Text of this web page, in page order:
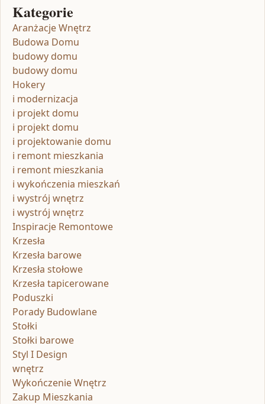
Kategorie
Aranżacje Wnętrz
Budowa Domu
budowy domu
budowy domu
Hokery
i modernizacja
i projekt domu
i projekt domu
i projektowanie domu
i remont mieszkania
i remont mieszkania
i wykończenia mieszkań
i wystrój wnętrz
i wystrój wnętrz
Inspiracje Remontowe
Krzesła
Krzesła barowe
Krzesła stołowe
Krzesła tapicerowane
Poduszki
Porady Budowlane
Stołki
Stołki barowe
Styl I Design
wnętrz
Wykończenie Wnętrz
Zakup Mieszkania